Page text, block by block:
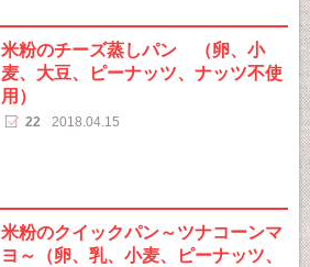
米粉のチーズ蒸しパン （卵、小
麦、大豆、ピーナッツ、ナッツ不使
用）
22 2018.04.15
米粉のクイックパン～ツナコーンマ
ヨ～（卵、乳、小麦、ピーナッツ、